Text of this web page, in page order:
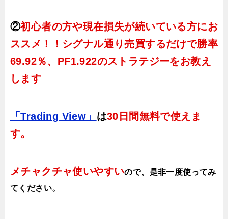
②初心者の方や現在損失が続いている方にお
ススメ！！シグナル通り売買するだけで勝率
69.92％、PF1.922のストラテジーをお教え
します
「Trading View」 は30日間無料で使えま
す。
メチャクチャ使いやすいので、 是非一度使ってみ
てください。